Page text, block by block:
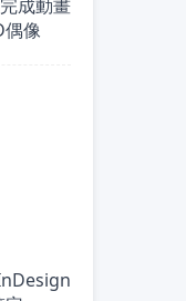
成動畫
像